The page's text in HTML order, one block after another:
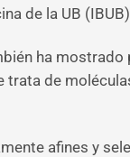
de la UB
ha
trata de
afines y